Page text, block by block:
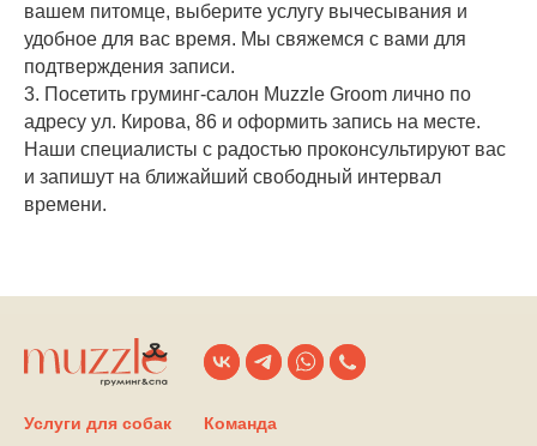
вашем питомце, выберите услугу вычесывания и
удобное для вас время. Мы свяжемся с вами для
подтверждения записи.
3. Посетить груминг-салон Muzzle Groom лично по
адресу ул. Кирова, 86 и оформить запись на месте.
Наши специалисты с радостью проконсультируют вас
и запишут на ближайший свободный интервал
времени.
Команда
Услуги для собак